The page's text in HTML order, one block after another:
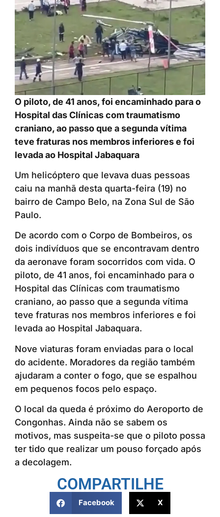
O piloto, de 41 anos, foi encaminhado para o
Hospital das Clínicas com traumatismo
craniano, ao passo que a segunda vítima
teve fraturas nos membros inferiores e foi
levada ao Hospital Jabaquara
Um helicóptero que levava duas pessoas
caiu na manhã desta quarta-feira (19) no
bairro de Campo Belo, na Zona Sul de São
Paulo.
De acordo com o Corpo de Bombeiros, os
dois indivíduos que se encontravam dentro
da aeronave foram socorridos com vida. O
piloto, de 41 anos, foi encaminhado para o
Hospital das Clínicas com traumatismo
craniano, ao passo que a segunda vítima
teve fraturas nos membros inferiores e foi
levada ao Hospital Jabaquara.
Nove viaturas foram enviadas para o local
do acidente. Moradores da região também
ajudaram a conter o fogo, que se espalhou
em pequenos focos pelo espaço.
O local da queda é próximo do Aeroporto de
Congonhas. Ainda não se sabem os
motivos, mas suspeita-se que o piloto possa
ter tido que realizar um pouso forçado após
a decolagem.
COMPARTILHE
Facebook X